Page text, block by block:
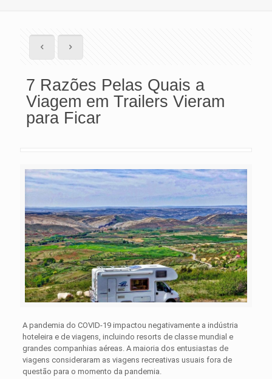
7 Razões Pelas Quais a
Viagem em Trailers Vieram
para Ficar
A pandemia do COVID-19 impactou negativamente a indústria
hoteleira e de viagens, incluindo resorts de classe mundial e
grandes companhias aéreas. A maioria dos entusiastas de
viagens consideraram as viagens recreativas usuais fora de
questão para o momento da pandemia.